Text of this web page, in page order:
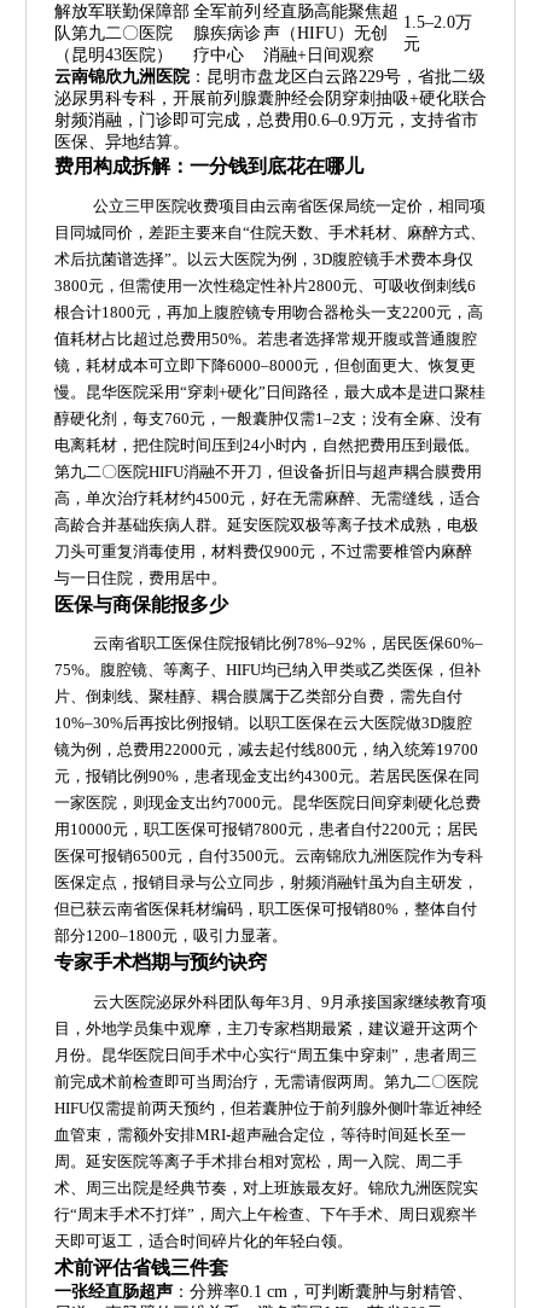
解放军联勤保障部
队第九二〇医院
（昆明43医院）
全军前列
腺疾病诊
疗中心
经直肠高能聚焦超
声（HIFU）无创
消融+日间观察
1.5–2.0万
元
云南锦欣九洲医院：昆明市盘龙区白云路229号，省批二级
泌尿男科专科，开展前列腺囊肿经会阴穿刺抽吸+硬化联合
射频消融，门诊即可完成，总费用0.6–0.9万元，支持省市
医保、异地结算。
费用构成拆解：一分钱到底花在哪儿
公立三甲医院收费项目由云南省医保局统一定价，相同项
目同城同价，差距主要来自“住院天数、手术耗材、麻醉方式、
术后抗菌谱选择”。以云大医院为例，3D腹腔镜手术费本身仅
3800元，但需使用一次性稳定性补片2800元、可吸收倒刺线6
根合计1800元，再加上腹腔镜专用吻合器枪头一支2200元，高
值耗材占比超过总费用50%。若患者选择常规开腹或普通腹腔
镜，耗材成本可立即下降6000–8000元，但创面更大、恢复更
慢。昆华医院采用“穿刺+硬化”日间路径，最大成本是进口聚桂
醇硬化剂，每支760元，一般囊肿仅需1–2支；没有全麻、没有
电离耗材，把住院时间压到24小时内，自然把费用压到最低。
第九二〇医院HIFU消融不开刀，但设备折旧与超声耦合膜费用
高，单次治疗耗材约4500元，好在无需麻醉、无需缝线，适合
高龄合并基础疾病人群。延安医院双极等离子技术成熟，电极
刀头可重复消毒使用，材料费仅900元，不过需要椎管内麻醉
与一日住院，费用居中。
医保与商保能报多少
云南省职工医保住院报销比例78%–92%，居民医保60%–
75%。腹腔镜、等离子、HIFU均已纳入甲类或乙类医保，但补
片、倒刺线、聚桂醇、耦合膜属于乙类部分自费，需先自付
10%–30%后再按比例报销。以职工医保在云大医院做3D腹腔
镜为例，总费用22000元，减去起付线800元，纳入统筹19700
元，报销比例90%，患者现金支出约4300元。若居民医保在同
一家医院，则现金支出约7000元。昆华医院日间穿刺硬化总费
用10000元，职工医保可报销7800元，患者自付2200元；居民
医保可报销6500元，自付3500元。云南锦欣九洲医院作为专科
医保定点，报销目录与公立同步，射频消融针虽为自主研发，
但已获云南省医保耗材编码，职工医保可报销80%，整体自付
部分1200–1800元，吸引力显著。
专家手术档期与预约诀窍
云大医院泌尿外科团队每年3月、9月承接国家继续教育项
目，外地学员集中观摩，主刀专家档期最紧，建议避开这两个
月份。昆华医院日间手术中心实行“周五集中穿刺”，患者周三
前完成术前检查即可当周治疗，无需请假两周。第九二〇医院
HIFU仅需提前两天预约，但若囊肿位于前列腺外侧叶靠近神经
血管束，需额外安排MRI-超声融合定位，等待时间延长至一
周。延安医院等离子手术排台相对宽松，周一入院、周二手
术、周三出院是经典节奏，对上班族最友好。锦欣九洲医院实
行“周末手术不打烊”，周六上午检查、下午手术、周日观察半
天即可返工，适合时间碎片化的年轻白领。
术前评估省钱三件套
一张经直肠超声：分辨率0.1 cm，可判断囊肿与射精管、